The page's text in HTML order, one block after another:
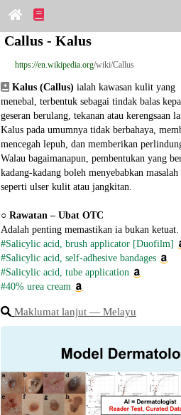
Callus - Kalus
https://en.wikipedia.org/wiki/Callus
Kalus (Callus) ialah kawasan kulit yang
menebal, terbentuk sebagai tindak balas
geseran berulang, tekanan atau kerengsaan
Kalus pada umumnya tidak berbahaya,
mencegah lepuh, dan memberikan
Walau bagaimanapun, pembentukan yang
kadang‑kadang boleh menyebabkan
seperti ulser kulit atau jangkitan.
○ Rawatan – Ubat OTC
Adalah penting memastikan ia bukan ketuat.
#Salicylic acid, brush applicator [Duofilm]
#Salicylic acid, self-adhesive bandages
#Salicylic acid, tube application
#40% urea cream
Maklumat lanjut ― Melayu